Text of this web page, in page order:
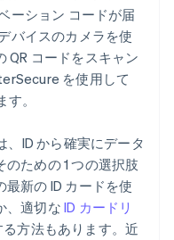
ーション コードが届
バイスのカメラを使
QR コードをスキャン
を使用して
。
、ID から確実にデータ
ための 1 つの選択肢
新の ID カードを使
、適切な ID カードリ
方法もあります。近